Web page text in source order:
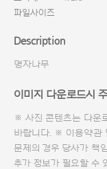
파일사이즈
Description
명자나무
이미지 다운로드시
※ 사진 콘텐츠는 다운
바랍니다. ※ 이용약관
문제의 경우 당사가 책
추가 정보가 필요할 수